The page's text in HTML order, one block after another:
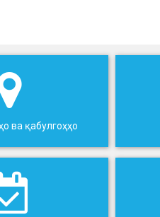
ва қабулгоҳҳо